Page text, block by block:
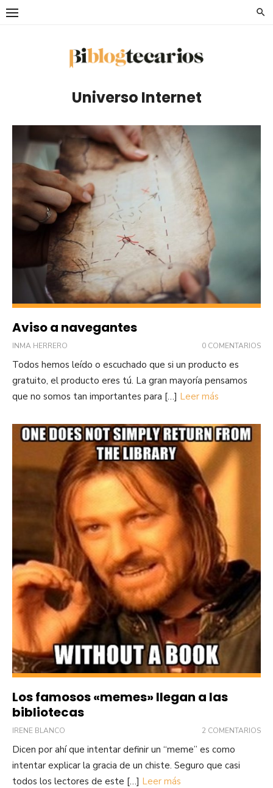
Saltar
Universo Internet
Aviso a navegantes
INMA HERRERO 0 COMENTARIOS
Todos hemos leído o escuchado que si un producto es
gratuito, el producto eres tú. La gran mayoría pensamos
que no somos tan importantes para […] Leer más
Los famosos «memes» llegan a las
bibliotecas
IRENE BLANCO 2 COMENTARIOS
Dicen por ahí que intentar definir un “meme” es como
intentar explicar la gracia de un chiste. Seguro que casi
todos los lectores de este […] Leer más